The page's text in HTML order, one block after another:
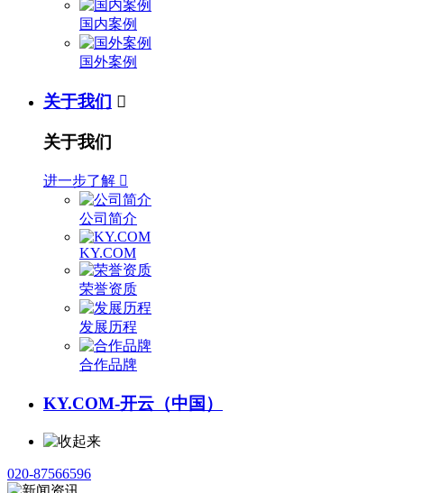
国内案例
国外案例
关于我们 
关于我们
进一步了解 
公司简介
KY.COM
荣誉资质
发展历程
合作品牌
KY.COM-开云（中国）
020-87566596